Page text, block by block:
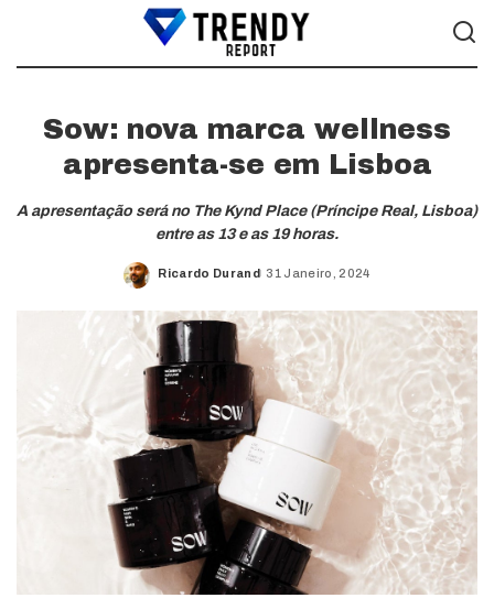
Sow: nova marca wellness
apresenta-se em Lisboa
A apresentação será no The Kynd Place (Príncipe Real, Lisboa)
entre as 13 e as 19 horas.
Posted
Ricardo Durand 31 Janeiro, 2024